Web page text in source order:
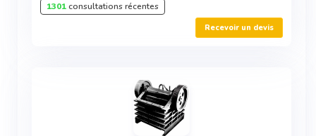
1301consultations récentes
Recevoir un devis